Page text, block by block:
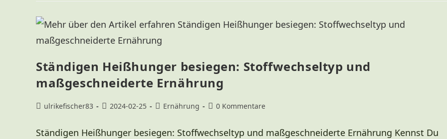
Ständigen Heißhunger besiegen: Stoffwechseltyp und
maßgeschneiderte Ernährung
ulrikefischer83 2024-02-25 Ernährung 0 Kommentare
Ständigen Heißhunger besiegen: Stoffwechseltyp und maßgeschneiderte Ernährung Kennst Du